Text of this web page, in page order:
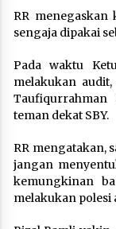
RR menegaskan
sengaja dipakai
Pada waktu
melakukan
teman dekat SBY.
RR mengatakan,
jangan
kemungkinan
melakukan polesi